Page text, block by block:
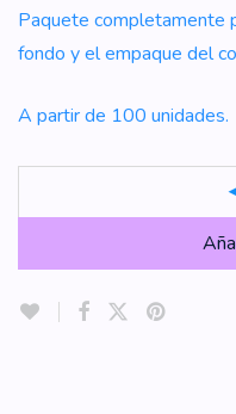
Paquete completamente
fondo y el empaque del
A partir de 100 unidades.